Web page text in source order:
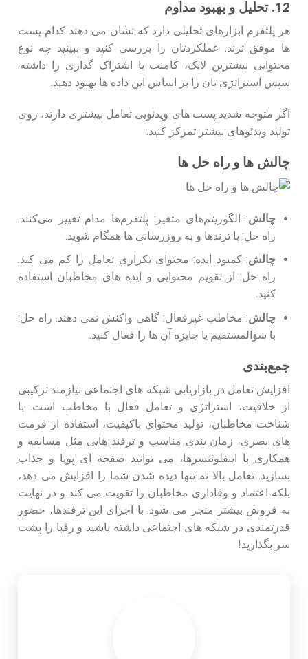
12. تحلیل و بهبود مداوم
هر پلتفرم ابزارهای تحلیلی دارد که نشان می‌ دهند کدام پست‌
ها موفق‌ ترند. عملکردتان را بررسی کنید و ببینید چه نوع
محتوایی بیشترین لایک، کامنت یا اشتراک‌ گذاری را داشته.
سپس استراتژی‌ تان را بر اساس این داده‌ ها بهبود دهید.
اگر متوجه شدید پست‌ های ویدئویی تعامل بیشتری دارند، روی
تولید ویدئوهای بیشتر تمرکز کنید.
چالش‌ ها و راه‌ حل‌ ها
چالش: الگوریتم‌های متغیر: پلتفرم‌ها مدام تغییر می‌کنند.
راه‌ حل: با ترندها و به‌ روزرسانی‌ ها همگام شوید.
چالش: کمبود ایده: محتوای تکراری تعامل را کم می‌ کند.
راه‌ حل: از تقویم محتوایی و ایده‌ های مخاطبان استفاده
کنید.
چالش: مخاطب غیرفعال: گاهی واکنش نمی‌ دهند. راه‌ حل:
با سؤالمستقیم یا جایزه آن‌ ها را فعال کنید.
جمع‌بندی
افزایش تعامل در بازاریابی شبکه‌ های اجتماعی نیازمند ترکیبی
از خلاقیت، استراتژی و تعامل فعال با مخاطب است. با
شناخت مخاطبان، تولید محتوای باکیفیت، استفاده از فرمت‌
های بصری، زمان‌ بندی مناسب و ترفند هایی مثل مسابقه و
همکاری با اینفلوئنسرها، می‌ توانید صفحه‌ ای پویا و جذاب
بسازید. تعامل بالا نه‌ تنها دیده شدن شما را افزایش می‌ دهد،
بلکه اعتماد و وفاداری مخاطبان را تقویت می‌ کند و در نهایت
به فروش بیشتر منجر می‌ شود. با اجرای این ترفندها، حضور
قدرتمندی در شبکه‌ های اجتماعی داشته باشید و رقبا را پشت
سر بگذارید!